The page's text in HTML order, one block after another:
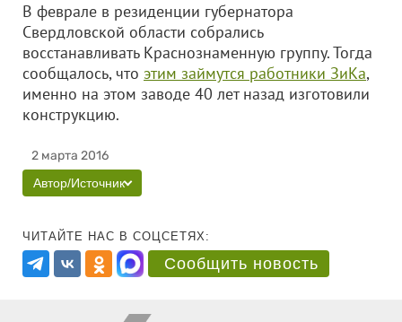
В феврале в резиденции губернатора
Свердловской области собрались
восстанавливать Краснознаменную группу. Тогда
сообщалось, что этим займутся работники ЗиКа,
именно на этом заводе 40 лет назад изготовили
конструкцию.
2 марта 2016
Автор/Источник
ЧИТАЙТЕ НАС В СОЦСЕТЯХ:
Сообщить новость